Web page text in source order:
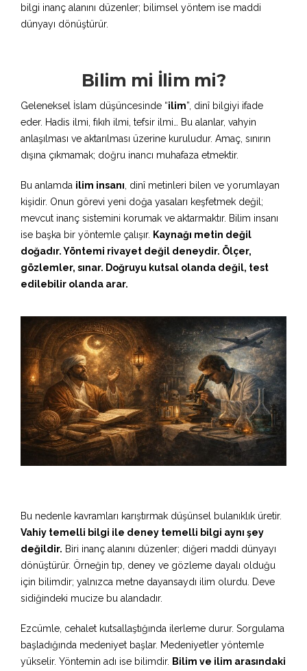
bilgi inanç alanını düzenler; bilimsel yöntem ise maddi
dünyayı dönüştürür.
Bilim mi İlim mi?
Geleneksel İslam düşüncesinde “ilim”, dinî bilgiyi ifade
eder. Hadis ilmi, fıkıh ilmi, tefsir ilmi… Bu alanlar, vahyin
anlaşılması ve aktarılması üzerine kuruludur. Amaç, sınırın
dışına çıkmamak; doğru inancı muhafaza etmektir.
Bu anlamda ilim insanı , dinî metinleri bilen ve yorumlayan
kişidir. Onun görevi yeni doğa yasaları keşfetmek değil;
mevcut inanç sistemini korumak ve aktarmaktır. Bilim insanı
ise başka bir yöntemle çalışır. Kaynağı metin değil
doğadır. Yöntemi rivayet değil deneydir. Ölçer,
gözlemler, sınar. Doğruyu kutsal olanda değil, test
edilebilir olanda arar.
Bu nedenle kavramları karıştırmak düşünsel bulanıklık üretir.
Vahiy temelli bilgi ile deney temelli bilgi aynı şey
değildir. Biri inanç alanını düzenler; diğeri maddi dünyayı
dönüştürür. Örneğin tıp, deney ve gözleme dayalı olduğu
için bilimdir; yalnızca metne dayansaydı ilim olurdu. Deve
sidiğindeki mucize bu alandadır.
Ezcümle, cehalet kutsallaştığında ilerleme durur. Sorgulama
başladığında medeniyet başlar. Medeniyetler yöntemle
yükselir. Yöntemin adı ise bilimdir. Bilim ve ilim arasındaki